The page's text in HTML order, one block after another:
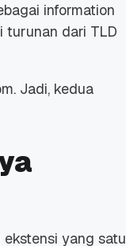
information
turunan dari TLD
Jadi, kedua
yang satu